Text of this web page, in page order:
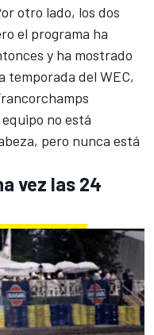
otro lado, los dos
el programa ha
y ha mostrado
temporada del WEC,
no está
pero nunca está
vez las 24